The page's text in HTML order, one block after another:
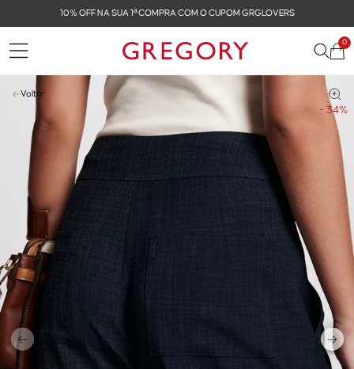
FRETE GRÁTIS NAS COMPRAS ACIMA DE
0
- 34%
Voltar